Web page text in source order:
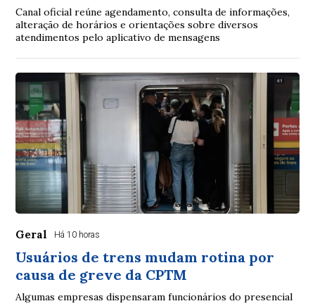
Canal oficial reúne agendamento, consulta de informações,
alteração de horários e orientações sobre diversos
atendimentos pelo aplicativo de mensagens
Geral Há 10 horas
Usuários de trens mudam rotina por
causa de greve da CPTM
Algumas empresas dispensaram funcionários do presencial